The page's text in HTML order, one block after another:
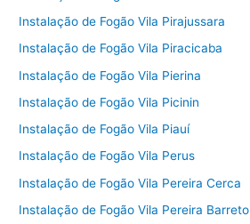
Instalação de Fogão Vila Pirajussara
Instalação de Fogão Vila Piracicaba
Instalação de Fogão Vila Pierina
Instalação de Fogão Vila Picinin
Instalação de Fogão Vila Piauí
Instalação de Fogão Vila Perus
Instalação de Fogão Vila Pereira Cerca
Instalação de Fogão Vila Pereira Barreto